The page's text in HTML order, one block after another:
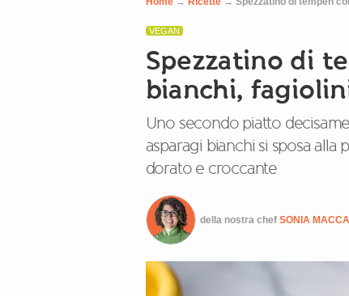
VEGAN
Spezzatino di
bianchi,
Uno secondo piatto
asparagi bianchi si sposa
dorato e croccante
della nostra chef SONIA